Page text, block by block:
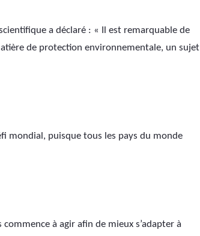
a déclaré : « Il est remarquable de
de protection environnementale, un sujet
mondial, puisque tous les pays du monde
à agir afin de mieux s’adapter à